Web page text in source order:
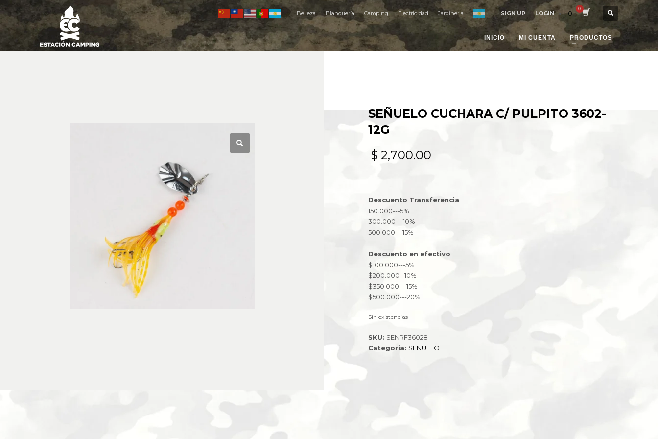
Belleza Blanquería Camping Electricidad Jardineria SIGN UP LOGIN 0
INICIO MI CUENTA PRODUCTOS
SEÑUELO CUCHARA C/ PULPITO 3602-
12G
$ 2,700.00
Descuento Transferencia
150.000---5%
300.000---10%
500.000---15%
Descuento en efectivo
$100.000---5%
$200.000--10%
$350.000---15%
$500.000---20%
Sin existencias
SKU: SENRF36028
Categoría: SENUELO